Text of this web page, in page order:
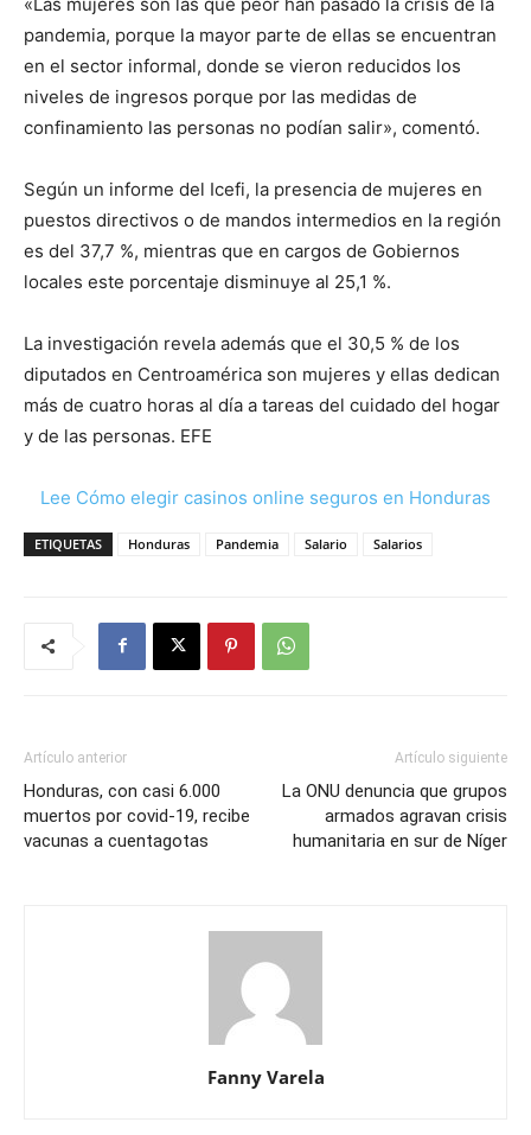
pandemia, porque la mayor parte de ellas se encuentran
en el sector informal, donde se vieron reducidos los
niveles de ingresos porque por las medidas de
confinamiento las personas no podían salir», comentó.
Según un informe del Icefi, la presencia de mujeres en
puestos directivos o de mandos intermedios en la región
es del 37,7 %, mientras que en cargos de Gobiernos
locales este porcentaje disminuye al 25,1 %.
La investigación revela además que el 30,5 % de los
diputados en Centroamérica son mujeres y ellas dedican
más de cuatro horas al día a tareas del cuidado del hogar
y de las personas. EFE
Lee Cómo elegir casinos online seguros en Honduras
ETIQUETAS Honduras Pandemia Salario Salarios
Artículo anterior
Honduras, con casi 6.000
muertos por covid-19, recibe
vacunas a cuentagotas
Artículo siguiente
La ONU denuncia que grupos
armados agravan crisis
humanitaria en sur de Níger
Fanny Varela